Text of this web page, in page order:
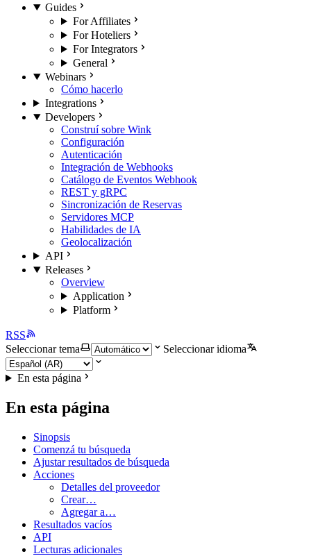
Guides
For Affiliates
For Hoteliers
For Integrators
General
Webinars
Cómo hacerlo
Integrations
Developers
Construí sobre Wink
Configuración
Autenticación
Integración de Webhooks
Catálogo de Eventos Webhook
REST y gRPC
Sincronización de Reservas
Servidores MCP
Habilidades de IA
Geolocalización
API
Releases
Overview
Application
Platform
RSS
Seleccionar tema
Seleccionar idioma
En esta página
En esta página
Sinopsis
Comenzá tu búsqueda
Ajustar resultados de búsqueda
Acciones
Detalles del proveedor
Crear…
Agregar a…
Resultados vacíos
API
Lecturas adicionales